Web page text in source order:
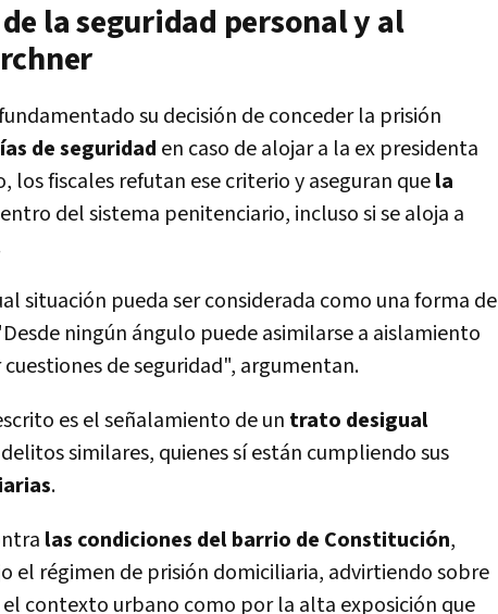
la seguridad personal y al
su decisión de conceder la prisión
de seguridad en caso de alojar a la ex presidenta
los fiscales refutan ese criterio y aseguran quela
del sistema penitenciario, incluso si se aloja a
situación pueda ser considerada como una forma de
ningún ángulo puede asimilarse a aislamiento
de seguridad", argumentan.
es el señalamiento de un trato desigual
similares, quienes sí están cumpliendo sus
.
las condiciones del barrio de Constitución,
el régimen de prisión domiciliaria, advirtiendo sobre
contexto urbano como por la alta exposición que